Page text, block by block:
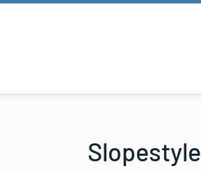
Slopestyle